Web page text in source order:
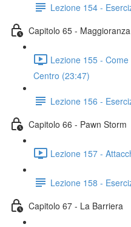
Lezione 154 -
Capitolo 65 -
Lezione 155 -
Centro (23:47)
Lezione 156 -
Capitolo 66 - Pawn Storm
Lezione 157 -
Lezione 158 -
Capitolo 67 - La Barriera